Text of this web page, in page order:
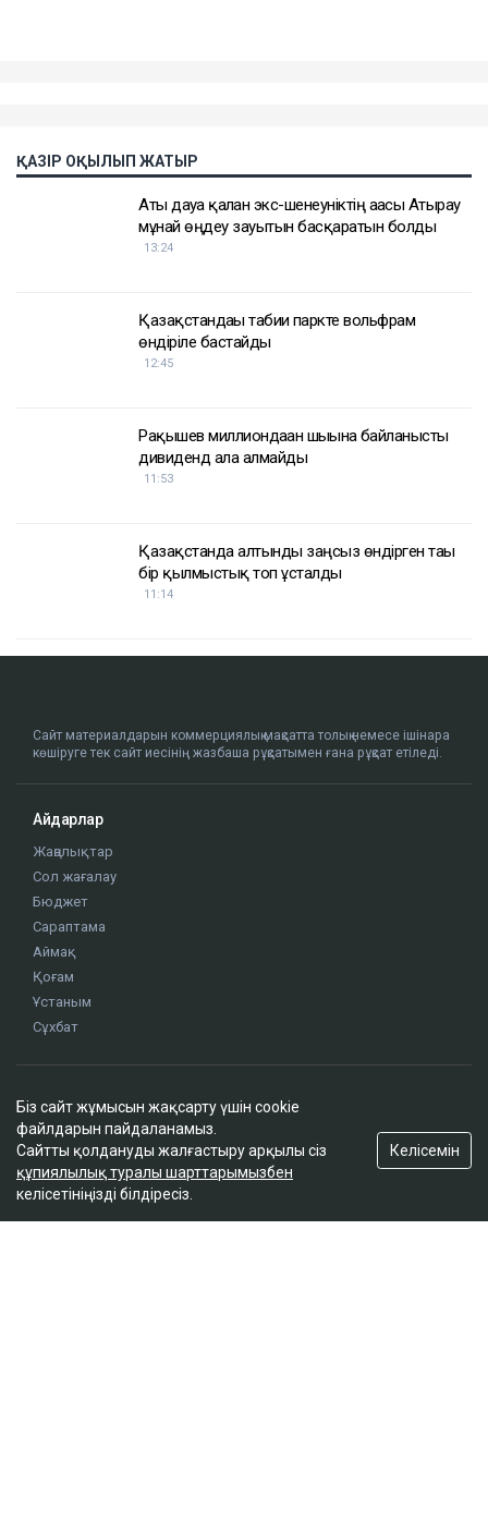
ҚАЗІР ОҚЫЛЫП ЖАТЫР
Аты дауға қалған экс-шенеуніктің ағасы Атырау
мұнай өңдеу зауытын басқаратын болды
13:24
Қазақстандағы табиғи паркте вольфрам
өндіріле бастайды
12:45
Рақышев миллиондаған шығынға байланысты
дивиденд ала алмайды
11:53
Қазақстанда алтынды заңсыз өндірген тағы
бір қылмыстық топ ұсталды
11:14
Сайт материалдарын коммерциялық мақсатта толық немесе ішінара
көшіруге тек сайт иесінің жазбаша рұқсатымен ғана рұқсат етіледі.
Айдарлар
Жаңалықтар
Сол жағалау
Бюджет
Сараптама
Аймақ
Қоғам
Ұстаным
Сұхбат
Жоба туралы
Сайт ережелері
Сайттағы жарнама
Байланыс
Редакциялық саясат
Біз сайт жұмысын жақсарту үшін cookie
файлдарын пайдаланамыз.
Сайтты қолдануды жалғастыру арқылы сіз
құпиялылық туралы шарттарымызбен
келісетініңізді білдіресіз.
Келісемін